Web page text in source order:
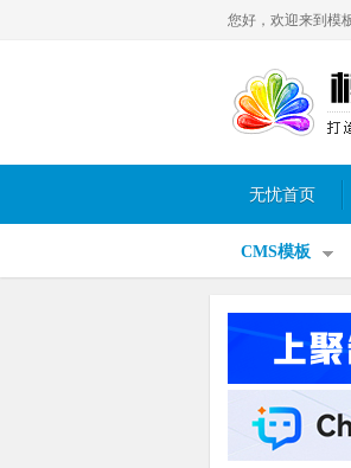
您好，欢迎来到模
无忧首页
CMS模板